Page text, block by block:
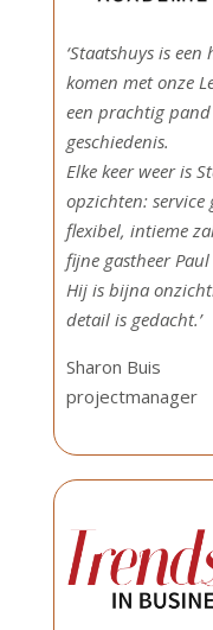
‘Staatshuys is
komen met onze
een prachtig
geschiedenis.
Elke keer weer is
opzichten: service
flexibel, intieme
fijne gastheer Paul
Hij is bijna
detail is gedacht.’
Sharon Buis
projectmanager